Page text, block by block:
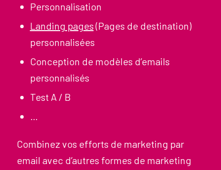
Personnalisation
Landing pages(Pages de destination)
personnalisées
Conception de modèles d’emails
personnalisés
Test A / B
…
Combinez vos efforts de marketing par
email avec d’autres formes de marketing